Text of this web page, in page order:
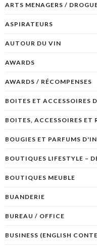
ARTS MENAGERS /
ASPIRATEURS
AUTOUR DU VIN
AWARDS
AWARDS / RÉCOMPENSES
BOITES ET ACCESSOIRES
BOITES, ACCESSOIRES ET
BOUGIES ET PARFUMS
BOUTIQUES LIFESTYLE –
BOUTIQUES MEUBLE
BUANDERIE
BUREAU / OFFICE
BUSINESS (ENGLISH